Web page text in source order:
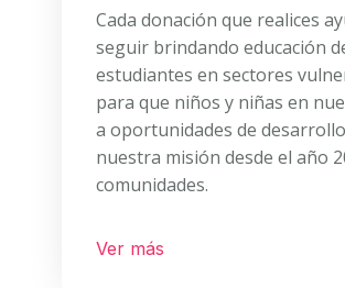
Cada donación que realices
seguir brindando educación
estudiantes en sectores
para que niños y niñas en
a oportunidades de
nuestra misión desde el año
comunidades.
Ver más